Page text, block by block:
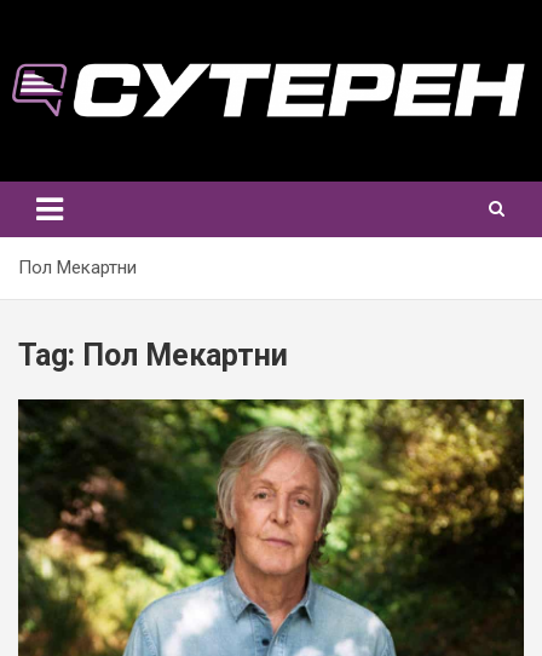
content
Пол Мекартни
Tag: Пол Мекартни